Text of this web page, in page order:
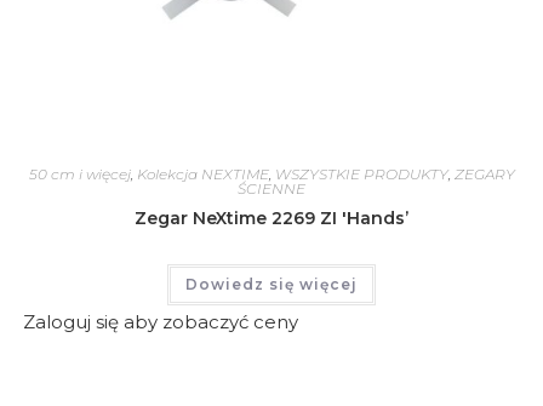
50 cm i więcej, Kolekcja NEXTIME, WSZYSTKIE PRODUKTY, ZEGARY
ŚCIENNE
Zegar NeXtime 2269 ZI 'Hands’
Dowiedz się więcej
Zaloguj się aby zobaczyć ceny